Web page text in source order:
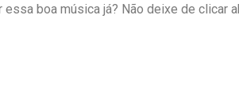
essa boa música já? Não deixe de clicar